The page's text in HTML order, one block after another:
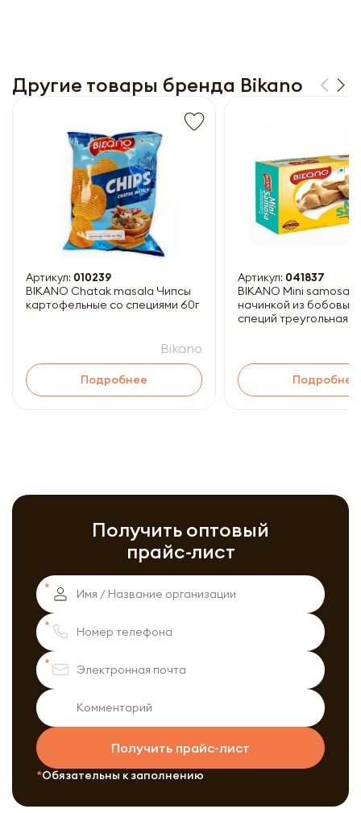
Другие товары бренда Bikano
Артикул: 010239
BIKANO Chatak masala Чипсы
картофельные со специями 60г
Bikano
Подробнее
Артикул: 041837
BIKANO Mini samosa
начинкой из бобовых
специй треугольная
Подробнее
Получить оптовый
прайс-лист
Получить прайс-лист
Обязательны к заполнению
Получить прайс-лист
Обязательны к заполнению